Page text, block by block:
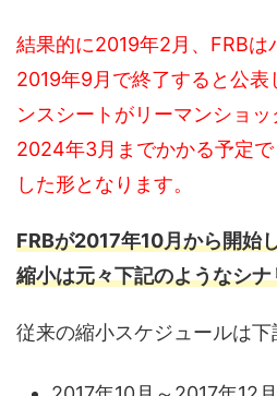
結果的に2019年2月、FRBは
2019年9月で終了すると公表
ンスシートがリーマンショ
2024年3月までかかる予定
した形となります。
FRBが2017年10月から開始
縮小は元々下記のようなシ
従来の縮小スケジュールは下